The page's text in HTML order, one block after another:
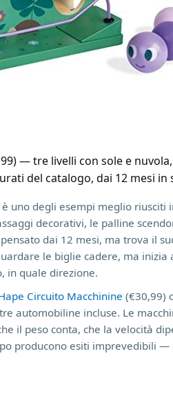
— tre livelli con sole e
del catalogo, dai 12 mesi in
uno degli esempi meglio riusciti
decorativi, le palline
dai 12 mesi, ma trova il
le biglie cadere, ma inizia
in quale direzione.
Circuito Macchinine (€30,99)
automobiline incluse. Le
il peso conta, che la velocità
producono esiti imprevedibili